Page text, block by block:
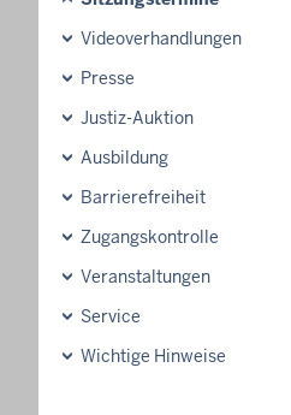
Videoverhandlungen
Presse
Justiz-Auktion
Ausbildung
Barrierefreiheit
Zugangskontrolle
Veranstaltungen
Service
Wichtige Hinweise